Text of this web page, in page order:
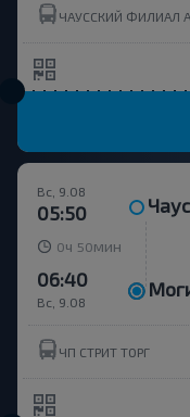
Вс, 9.08
05:50
0ч 50 мин
Вс, 9.08
06:40
ЧП СТРИТ ТОРГ